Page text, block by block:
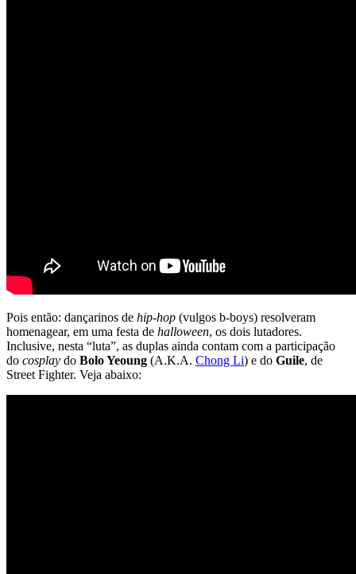
Pois então: dançarinos de hip-hop (vulgos b-boys) resolveram
homenagear, em uma festa de halloween, os dois lutadores.
Inclusive, nesta “luta”, as duplas ainda contam com a participação
do cosplay do Bolo Yeoung (A.K.A. Chong Li) e do Guile, de
Street Fighter. Veja abaixo: